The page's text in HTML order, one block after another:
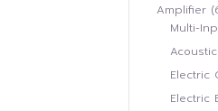
Amplifier
Multi-
Electric
Electric